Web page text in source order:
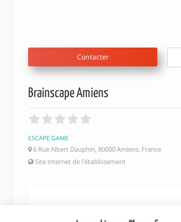
Contacter
Brainscape Amiens
ESCAPE GAME
6 Rue Albert Dauphin, 80000 Amiens, France
Site internet de l'établissement